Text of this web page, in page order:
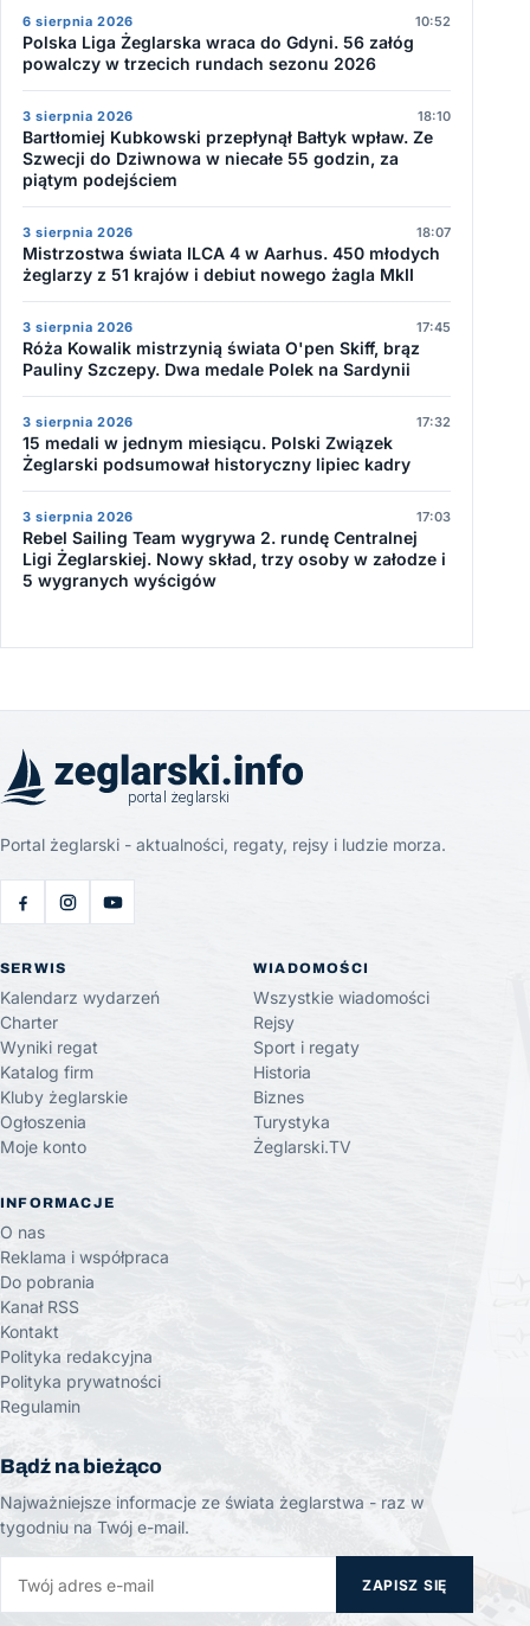
6 sierpnia 2026 10:52
Polska Liga Żeglarska wraca do Gdyni. 56 załóg
powalczy w trzecich rundach sezonu 2026
3 sierpnia 2026 18:10
Bartłomiej Kubkowski przepłynął Bałtyk wpław. Ze
Szwecji do Dziwnowa w niecałe 55 godzin, za
piątym podejściem
3 sierpnia 2026 18:07
Mistrzostwa świata ILCA 4 w Aarhus. 450 młodych
żeglarzy z 51 krajów i debiut nowego żagla MkII
3 sierpnia 2026 17:45
Róża Kowalik mistrzynią świata O'pen Skiff, brąz
Pauliny Szczepy. Dwa medale Polek na Sardynii
3 sierpnia 2026 17:32
15 medali w jednym miesiącu. Polski Związek
Żeglarski podsumował historyczny lipiec kadry
3 sierpnia 2026 17:03
Rebel Sailing Team wygrywa 2. rundę Centralnej
Ligi Żeglarskiej. Nowy skład, trzy osoby w załodze i
5 wygranych wyścigów
Portal żeglarski - aktualności, regaty, rejsy i ludzie morza.
SERWIS
Kalendarz wydarzeń
Charter
Wyniki regat
Katalog firm
Kluby żeglarskie
Ogłoszenia
Moje konto
WIADOMOŚCI
Wszystkie wiadomości
Rejsy
Sport i regaty
Historia
Biznes
Turystyka
Żeglarski.TV
INFORMACJE
O nas
Reklama i współpraca
Do pobrania
Kanał RSS
Kontakt
Polityka redakcyjna
Polityka prywatności
Regulamin
Bądź na bieżąco
Najważniejsze informacje ze świata żeglarstwa - raz w
tygodniu na Twój e-mail.
ZAPISZ SIĘ